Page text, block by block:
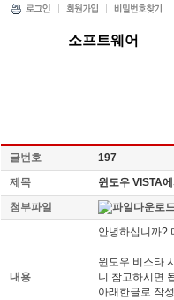
소프트웨어
글번호
197
제목
윈도우 VISTA
첨부파일
내용
안녕하십니까?
윈도우 비스타
니 참고하시면
아래한글로 작